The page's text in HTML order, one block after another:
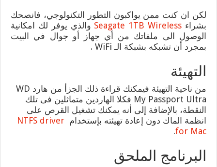
لكن ان كنت ممن يواكبون التطور التكنولوجي، فانصحك
بشراءSeagate 1TB Wireless والذي يوفر لك امكانية
الوصول الى ملفاتك من أي جهاز أو جوال في البيت
بمجرد أن تشبكه بشبكة الـ WiFi .
التهيئة
من ناحية التهيئة فيمكنك قراءة ذلك الجزأ من هارد WD
My Passport Ultra فكلا الهاردين متماثلين فى تلك
النقطة، بالإضافة إلى أنه يمكنك تشغيل القرص على
انظمة الماك دون إعادة تهيئته بإستخدامNTFS driver
for Mac
.
البرنامج الملحق